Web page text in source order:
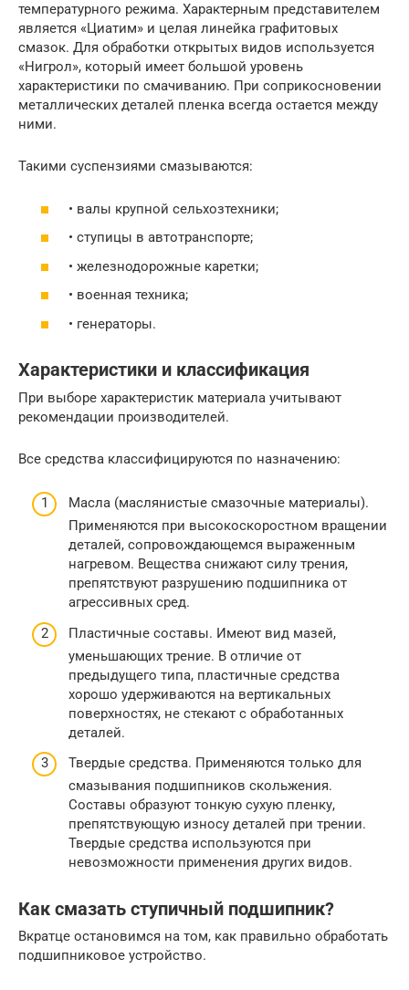
температурного режима. Характерным представителем
является «Циатим» и целая линейка графитовых
смазок. Для обработки открытых видов используется
«Нигрол», который имеет большой уровень
характеристики по смачиванию. При соприкосновении
металлических деталей пленка всегда остается между
ними.
Такими суспензиями смазываются:
• валы крупной сельхозтехники;
• ступицы в автотранспорте;
• железнодорожные каретки;
• военная техника;
• генераторы.
Характеристики и классификация
При выборе характеристик материала учитывают
рекомендации производителей.
Все средства классифицируются по назначению:
Масла (маслянистые смазочные материалы).
Применяются при высокоскоростном вращении
деталей, сопровождающемся выраженным
нагревом. Вещества снижают силу трения,
препятствуют разрушению подшипника от
агрессивных сред.
Пластичные составы. Имеют вид мазей,
уменьшающих трение. В отличие от
предыдущего типа, пластичные средства
хорошо удерживаются на вертикальных
поверхностях, не стекают с обработанных
деталей.
Твердые средства. Применяются только для
смазывания подшипников скольжения.
Составы образуют тонкую сухую пленку,
препятствующую износу деталей при трении.
Твердые средства используются при
невозможности применения других видов.
Как смазать ступичный подшипник?
Вкратце остановимся на том, как правильно обработать
подшипниковое устройство.